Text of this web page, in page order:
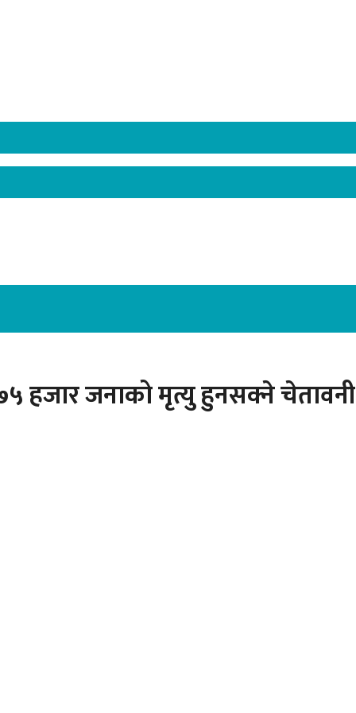
हजार जनाको मृत्यु हुनसक्ने चेतावनी